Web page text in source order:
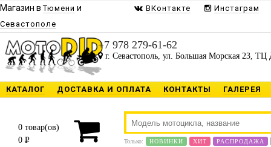
Магазин вТюмени и
Севастополе
ВКонтакте Инстаграм
+7 978 279-61-62
г. Севастополь, ул. Большая Морская 23, ТЦ
КАТАЛОГ ДОСТАВКА И ОПЛАТА КОНТАКТЫ ГАЛЕРЕЯ
0 товар(ов)
0 P
Только: НОВИНКИ ХИТ РАСПРОДАЖА
Будь в курсе наших
Присылаем только то,